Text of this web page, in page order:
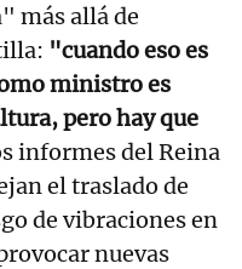
más allá de
"cuando eso es
ministro es
pero hay que
informes del Reina
el traslado de
de vibraciones en
nuevas